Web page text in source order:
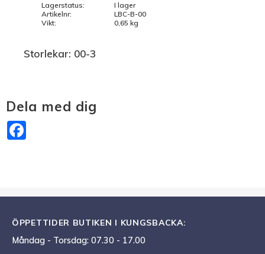
Lagerstatus
I lager
Artikelnr
LBC-B-00
Vikt
0,65 kg
Storlekar: 00-3
Dela med dig
ÖPPETTIDER BUTIKEN I KUNGSBACKA:
Måndag - Torsdag: 07.30 - 17.00